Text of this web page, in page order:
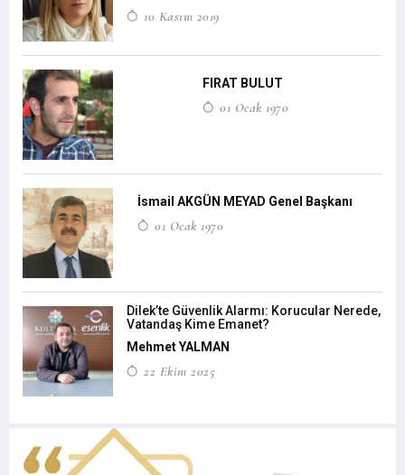
10 Kasım 2019
FIRAT BULUT
01 Ocak 1970
İsmail AKGÜN MEYAD Genel Başkanı
01 Ocak 1970
Dilek’te Güvenlik Alarmı: Korucular Nerede,
Vatandaş Kime Emanet?
Mehmet YALMAN
22 Ekim 2025